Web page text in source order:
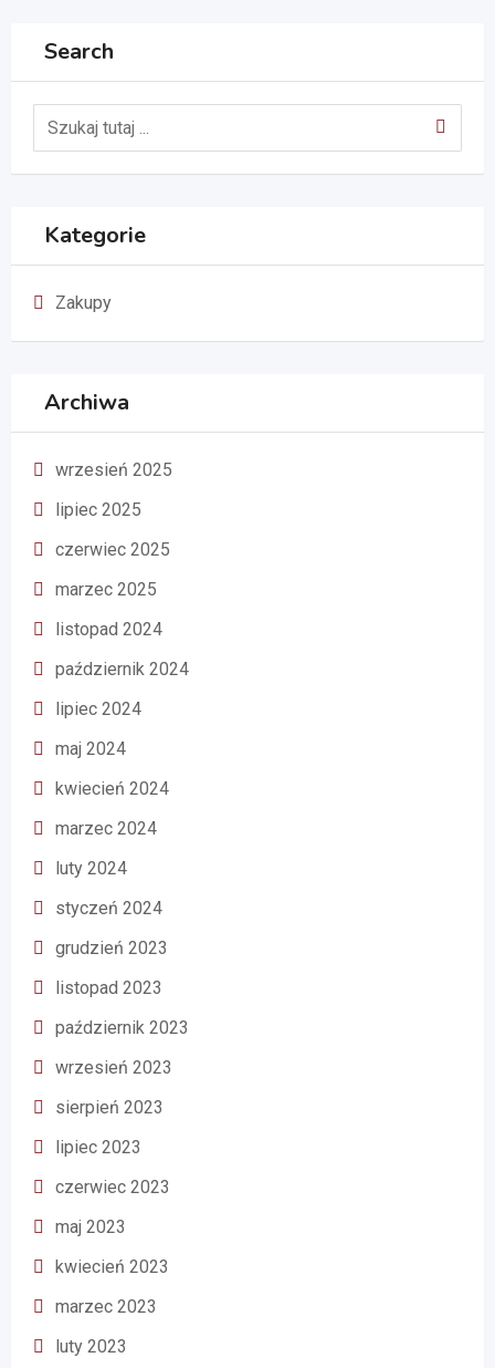
Search
Kategorie
Zakupy
Archiwa
wrzesień 2025
lipiec 2025
czerwiec 2025
marzec 2025
listopad 2024
październik 2024
lipiec 2024
maj 2024
kwiecień 2024
marzec 2024
luty 2024
styczeń 2024
grudzień 2023
listopad 2023
październik 2023
wrzesień 2023
sierpień 2023
lipiec 2023
czerwiec 2023
maj 2023
kwiecień 2023
marzec 2023
luty 2023